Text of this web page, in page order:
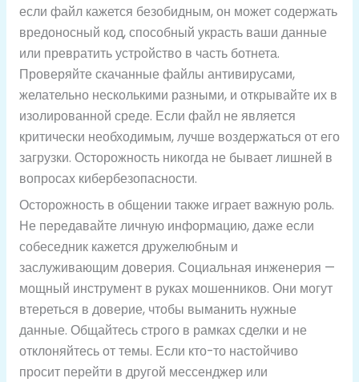
если файл кажется безобидным, он может содержать
вредоносный код, способный украсть ваши данные
или превратить устройство в часть ботнета.
Проверяйте скачанные файлы антивирусами,
желательно несколькими разными, и открывайте их в
изолированной среде. Если файл не является
критически необходимым, лучше воздержаться от его
загрузки. Осторожность никогда не бывает лишней в
вопросах кибербезопасности.
Осторожность в общении также играет важную роль.
Не передавайте личную информацию, даже если
собеседник кажется дружелюбным и
заслуживающим доверия. Социальная инженерия —
мощный инструмент в руках мошенников. Они могут
втереться в доверие, чтобы выманить нужные
данные. Общайтесь строго в рамках сделки и не
отклоняйтесь от темы. Если кто-то настойчиво
просит перейти в другой мессенджер или